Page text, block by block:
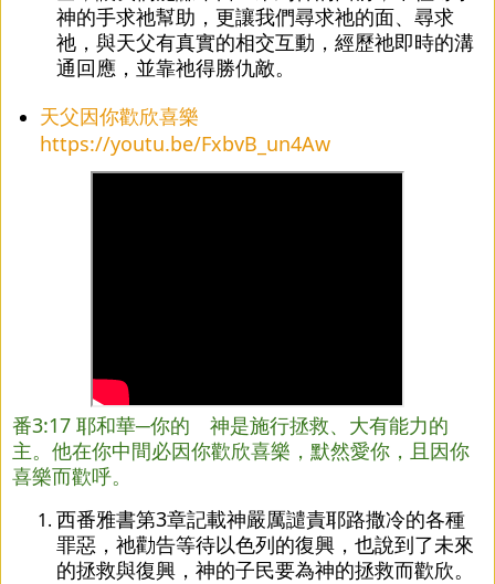
神的手求祂幫助，更讓我們尋求祂的面、尋求
祂，與天父有真實的相交互動，經歷祂即時的溝
通回應，並靠祂得勝仇敵。
天父因你歡欣喜樂
https://youtu.be/FxbvB_un4Aw
番3:17 耶和華─你的 神是施行拯救、大有能力的
主。他在你中間必因你歡欣喜樂，默然愛你，且因你
喜樂而歡呼。
西番雅書第3章記載神嚴厲譴責耶路撒冷的各種
罪惡，祂勸告等待以色列的復興，也說到了未來
的拯救與復興，神的子民要為神的拯救而歡欣。